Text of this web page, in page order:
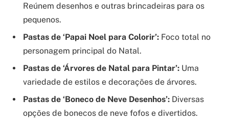
Reúnem desenhos e outras brincadeiras para os
pequenos.
Pastas de ‘Papai Noel para Colorir’: Foco total no
personagem principal do Natal.
Pastas de ‘Árvores de Natal para Pintar’: Uma
variedade de estilos e decorações de árvores.
Pastas de ‘Boneco de Neve Desenhos’: Diversas
opções de bonecos de neve fofos e divertidos.